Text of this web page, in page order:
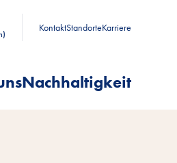
KontaktStandorteKarriere
Nachhaltigkeit